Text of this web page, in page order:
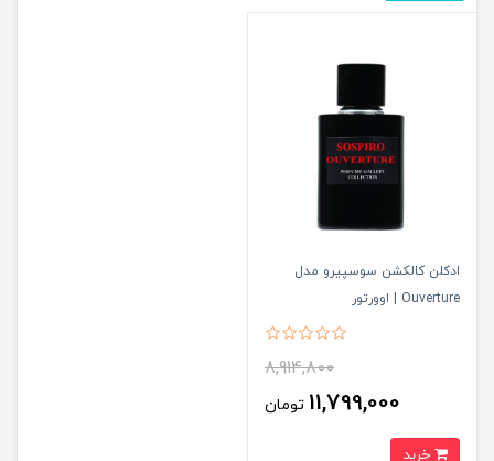
ادکلن کالکشن سوسپیرو مدل
Ouverture | اوورتور
8,914,800
11,799,000 تومان